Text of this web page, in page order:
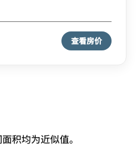
查看房价
积均为近似值。